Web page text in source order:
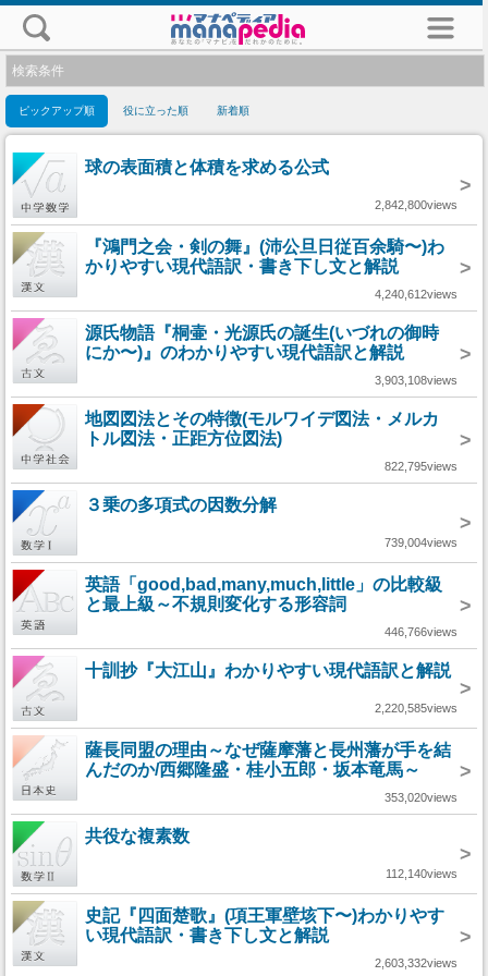
検索条件
ピックアップ順 役に立った順 新着順
球の表面積と体積を求める公式
>
2,842,800views
『鴻門之会・剣の舞』(沛公旦日従百余騎〜)わ
かりやすい現代語訳・書き下し文と解説
>
4,240,612views
源氏物語『桐壷・光源氏の誕生(いづれの御時
にか〜)』のわかりやすい現代語訳と解説
>
3,903,108views
地図図法とその特徴(モルワイデ図法・メルカ
トル図法・正距方位図法)
>
822,795views
３乗の多項式の因数分解
>
739,004views
英語「good,bad,many,much,little」の比較級
と最上級～不規則変化する形容詞
>
446,766views
十訓抄『大江山』わかりやすい現代語訳と解説
>
2,220,585views
薩長同盟の理由～なぜ薩摩藩と長州藩が手を結
んだのか/西郷隆盛・桂小五郎・坂本竜馬～
>
353,020views
共役な複素数
>
112,140views
史記『四面楚歌』(項王軍壁垓下〜)わかりやす
い現代語訳・書き下し文と解説
>
2,603,332views